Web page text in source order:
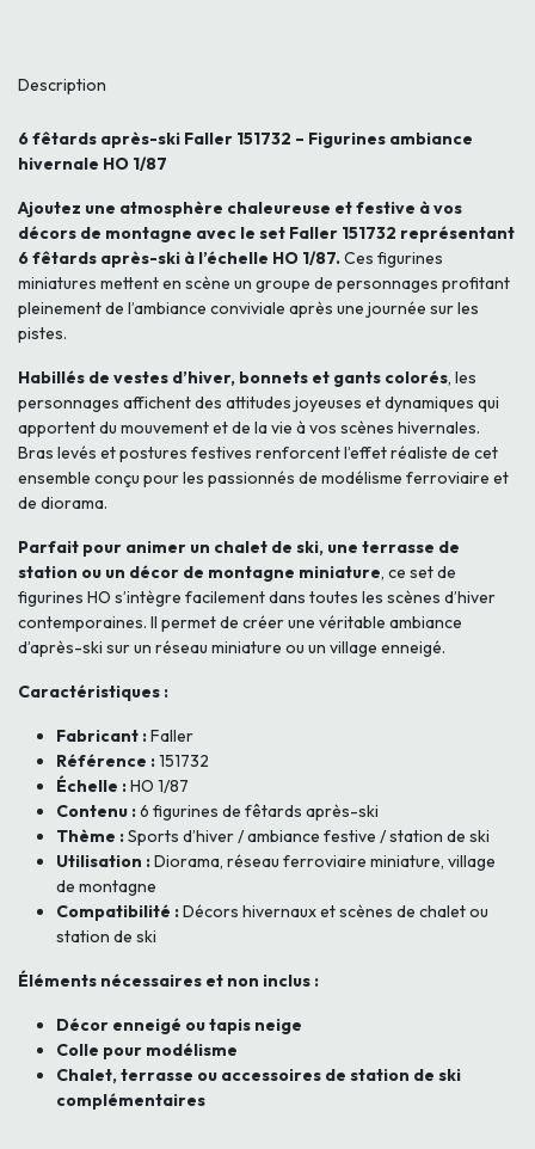
Description
6 fêtards après-ski Faller 151732 – Figurines ambiance
hivernale HO 1/87
Ajoutez une atmosphère chaleureuse et festive à vos
décors de montagne avec le set Faller 151732 représentant
6 fêtards après-ski à l’échelle HO 1/87.Ces figurines
miniatures mettent en scène un groupe de personnages profitant
pleinement de l’ambiance conviviale après une journée sur les
pistes.
Habillés de vestes d’hiver, bonnets et gants colorés, les
personnages affichent des attitudes joyeuses et dynamiques qui
apportent du mouvement et de la vie à vos scènes hivernales.
Bras levés et postures festives renforcent l’effet réaliste de cet
ensemble conçu pour les passionnés de modélisme ferroviaire et
de diorama.
Parfait pour animer un chalet de ski, une terrasse de
station ou un décor de montagne miniature, ce set de
figurines HO s’intègre facilement dans toutes les scènes d’hiver
contemporaines. Il permet de créer une véritable ambiance
d’après-ski sur un réseau miniature ou un village enneigé.
Caractéristiques :
Fabricant :Faller
Référence :151732
Échelle :HO 1/87
Contenu :6 figurines de fêtards après-ski
Thème :Sports d’hiver / ambiance festive / station de ski
Utilisation :Diorama, réseau ferroviaire miniature, village
de montagne
Compatibilité :Décors hivernaux et scènes de chalet ou
station de ski
Éléments nécessaires et non inclus :
Décor enneigé ou tapis neige
Colle pour modélisme
Chalet, terrasse ou accessoires de station de ski
complémentaires